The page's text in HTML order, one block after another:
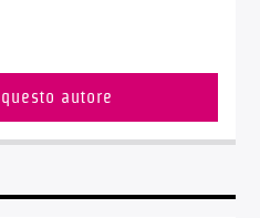
autore